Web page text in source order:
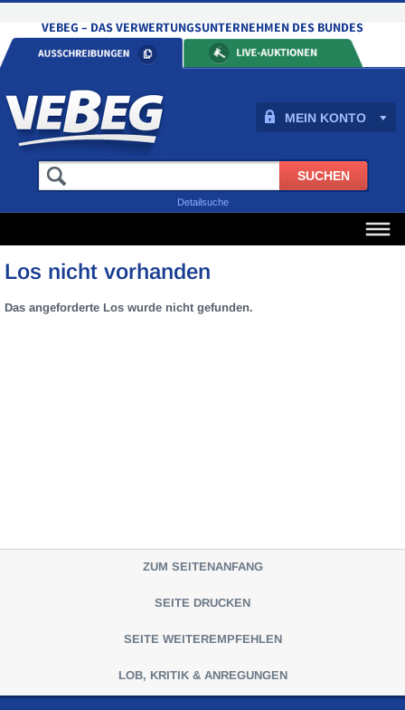
MEIN KONTO
Detailsuche
Los nicht vorhanden
Das angeforderte Los wurde nicht gefunden.
ZUM SEITENANFANG
SEITE DRUCKEN
SEITE WEITEREMPFEHLEN
LOB, KRITIK & ANREGUNGEN